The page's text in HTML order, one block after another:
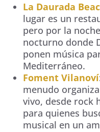
La Daurada
lugar es un
pero por la
nocturno donde
ponen música
Mediterráneo.
Foment Vilanoví
menudo
vivo, desde rock
para quienes
musical en un